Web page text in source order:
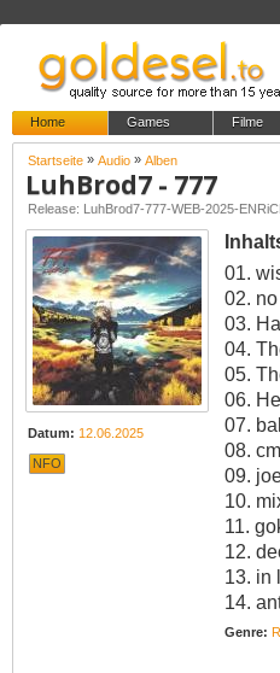
Home Games Filme
Startseite » Audio » Alben
LuhBrod7 - 777
Release: LuhBrod7-777-WEB-2025-
Datum: 12.06.2025
NFO
01.
02.
03.
04.
05.
06.
07.
08.
09.
10.
11.
12.
13. in
14.
Genre: